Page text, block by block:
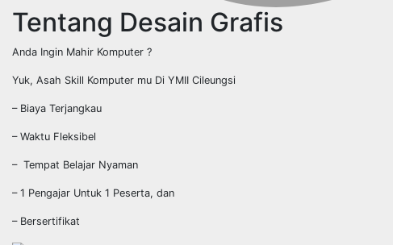
Tentang Desain Grafis
Anda Ingin Mahir Komputer ?
Yuk, Asah Skill Komputer mu Di YMII Cileungsi
– Biaya Terjangkau
– Waktu Fleksibel
– Tempat Belajar Nyaman
– 1 Pengajar Untuk 1 Peserta, dan
– Bersertifikat